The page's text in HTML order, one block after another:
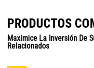
PRODUCTOS
Maximice La Inversión De
Relacionados